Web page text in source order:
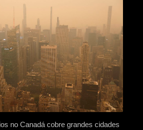
no Canadá cobre grandes cidades